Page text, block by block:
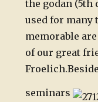
the godan (5th
used for
memorable
of our great
Froelich.
seminars